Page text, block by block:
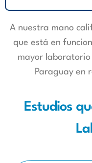
A nuestra mano
que está en
mayor laboratorio
Paraguay en
Estudios